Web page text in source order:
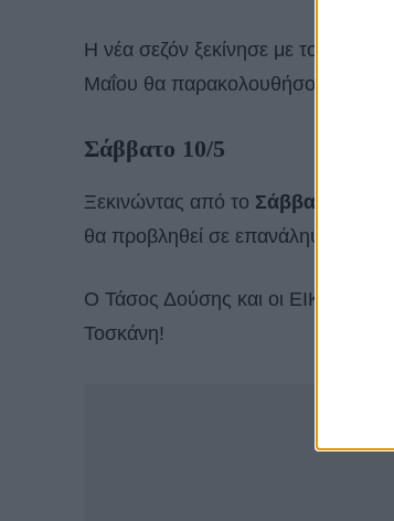
Η νέα σεζόν ξεκίνησε με τον
Μαΐου θα παρακολουθήσουμε 3
Σάββατο 10/5
Ξεκινώντας από το Σάββατο (10/5)
θα προβληθεί σε επανάληψη στις
O Τάσος Δούσης και οι ΕΙΚΟΝΕΣ,
Τοσκάνη!